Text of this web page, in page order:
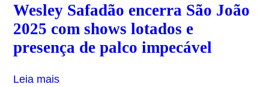
Wesley Safadão encerra São João
2025 com shows lotados e
presença de palco impecável
Leia mais